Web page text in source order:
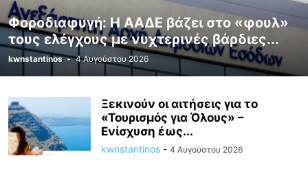
Φοροδιαφυγή: Η ΑΑΔΕ βάζει στο «φουλ»
τους ελέγχους με νυχτερινές βάρδιες...
kwnstantinos - 4 Αυγούστου 2026
Ξεκινούν οι αιτήσεις για το
«Τουρισμός για Όλους» –
Ενίσχυση έως...
kwnstantinos - 4 Αυγούστου 2026